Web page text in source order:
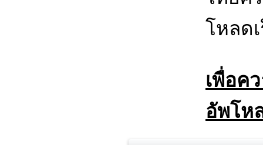
โหลด
เพื่อค
อัพโห